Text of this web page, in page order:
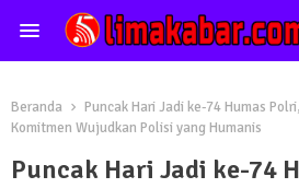
Beranda
Puncak Hari Jadi ke-74 Humas
Komitmen Wujudkan Polisi yang Humanis
Puncak Hari Jadi ke-74